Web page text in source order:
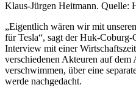
Klaus-Jürgen Heitmann. Quelle:
„Eigentlich wären wir mit
für Tesla“, sagt der Huk-Coburg-
Interview mit einer
verschiedenen Akteuren auf
verschwimmen, über eine
werde nachgedacht.